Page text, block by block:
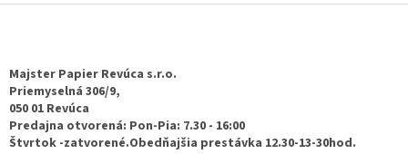
Majster Papier Revúca s.r.o.
Priemyselná 306/9,
050 01 Revúca
Predajna otvorená: Pon-Pia: 7.30 - 16:00
Štvrtok -zatvorené.Obedňajšia prestávka 12.30-13-30hod.